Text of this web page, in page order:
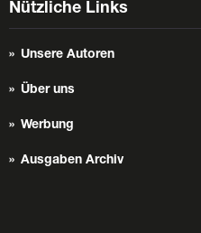
Nützliche Links
Unsere Autoren
Über uns
Werbung
Ausgaben Archiv